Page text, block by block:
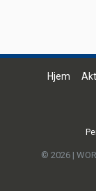
Hjem
© 2026 |